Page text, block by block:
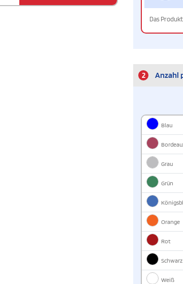
Das
2 Anzahl
Blau
Grau
Grün
Orange
Rot
Schwarz
Weiß